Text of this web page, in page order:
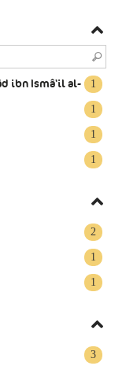
1
ibn Ismâ'il al-
1
1
1
2
1
1
3